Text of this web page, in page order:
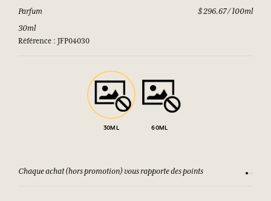
Parfum
30ml
Référence : JFP04030
$ 296.67 / 100ml
30ML 60ML
Chaque achat (hors promotion) vous rapporte des points